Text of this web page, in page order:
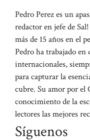
Pedro Perez es un
redactor en jefe de
más de 15 años en el
Pedro ha trabajado en
internacionales,
para capturar la
cubre. Su amor por
conocimiento de la
lectores las mejores
Síguenos